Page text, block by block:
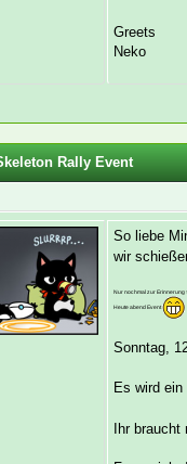
Greets
Neko
Rally Event
So liebe
wir
Nur nochmal zur Erinnerung
Heute abend Event
Sonntag,
Es wird
Ihr